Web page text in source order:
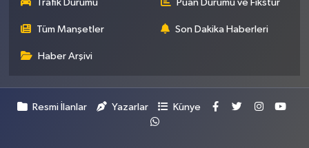
Trafik Durumu Puan Durumu ve Fikstür
Tüm Manşetler Son Dakika Haberleri
Haber Arşivi
Resmi İlanlar Yazarlar Künye